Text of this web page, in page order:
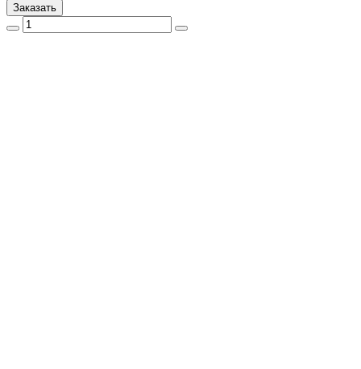
Заказать